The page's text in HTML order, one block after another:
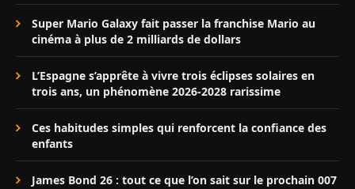
Super Mario Galaxy fait passer la franchise Mario au
cinéma à plus de 2 milliards de dollars
L’Espagne s’apprête à vivre trois éclipses solaires en
trois ans, un phénomène 2026-2028 rarissime
Ces habitudes simples qui renforcent la confiance des
enfants
James Bond 26 : tout ce que l’on sait sur le prochain 007